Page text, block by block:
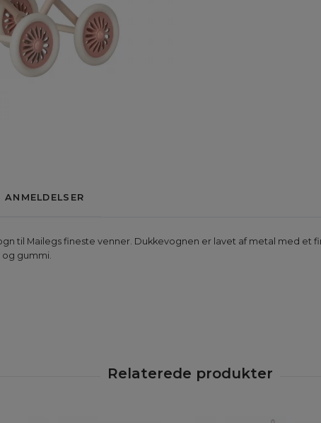
ANMELDELSER
til Mailegs fineste venner. Dukkevognen er lavet af metal med et
gummi.